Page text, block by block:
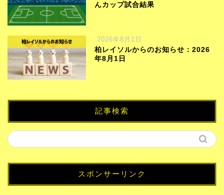
んカップ試合結果
2026年8月1日
柏レイソルからのお知らせ：2026
年8月1日
記事検索
スポンサーリンク